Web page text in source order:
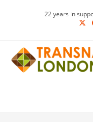
22 years in